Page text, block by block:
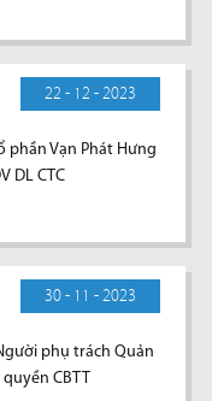
22 - 12 - 2023
phần Vạn Phát Hưng
DL CTC
30 - 11 - 2023
phụ trách Quản
CBTT